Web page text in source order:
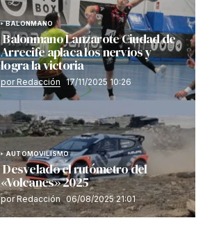
BALONMANO
Balonmano Lanzarote Ciudad de
Arrecife aplaca los nervios y
logra la victoria
por Redacción 17/11/2025 10:26
AUTOMOVILISMO
Desvelado el rutómetro del
«Volcanes» 2025
por Redacción 06/08/2025 21:01